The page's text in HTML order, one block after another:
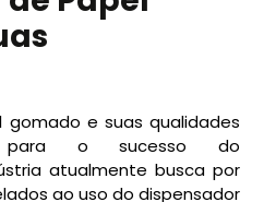
gomado e suas qualidades
para o sucesso do
atualmente busca por
ao uso do dispensador